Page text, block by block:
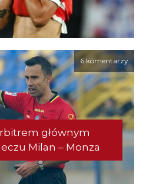
6 komentarzy
głównym
Milan – Monza